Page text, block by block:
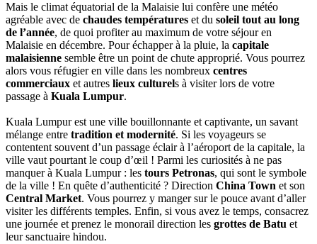
Mais le climat équatorial de la Malaisie lui confère une météo
agréable avec de chaudes températures et du soleil tout au long
de l’année, de quoi profiter au maximum de votre séjour en
Malaisie en décembre. Pour échapper à la pluie, la capitale
malaisienne semble être un point de chute approprié. Vous pourrez
alors vous réfugier en ville dans les nombreux centres
commerciaux et autres lieux culturels à visiter lors de votre
passage à Kuala Lumpur.
Kuala Lumpur est une ville bouillonnante et captivante, un savant
mélange entre tradition et modernité. Si les voyageurs se
contentent souvent d’un passage éclair à l’aéroport de la capitale, la
ville vaut pourtant le coup d’œil ! Parmi les curiosités à ne pas
manquer à Kuala Lumpur : les tours Petronas, qui sont le symbole
de la ville ! En quête d’authenticité ? Direction China Town et son
Central Market. Vous pourrez y manger sur le pouce avant d’aller
visiter les différents temples. Enfin, si vous avez le temps, consacrez
une journée et prenez le monorail direction les grottes de Batu et
leur sanctuaire hindou.